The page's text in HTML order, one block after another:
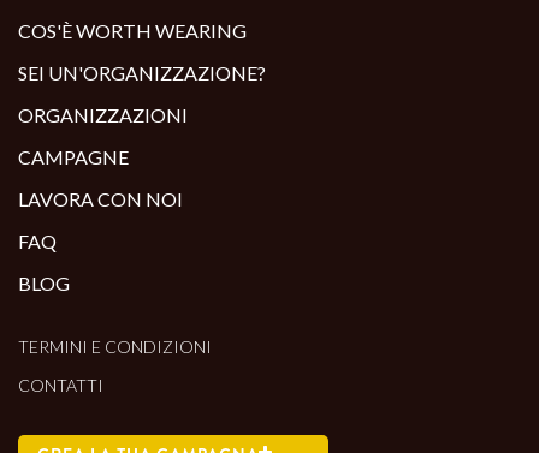
COS'È WORTH WEARING
SEI UN'ORGANIZZAZIONE?
ORGANIZZAZIONI
CAMPAGNE
LAVORA CON NOI
FAQ
BLOG
TERMINI E CONDIZIONI
CONTATTI